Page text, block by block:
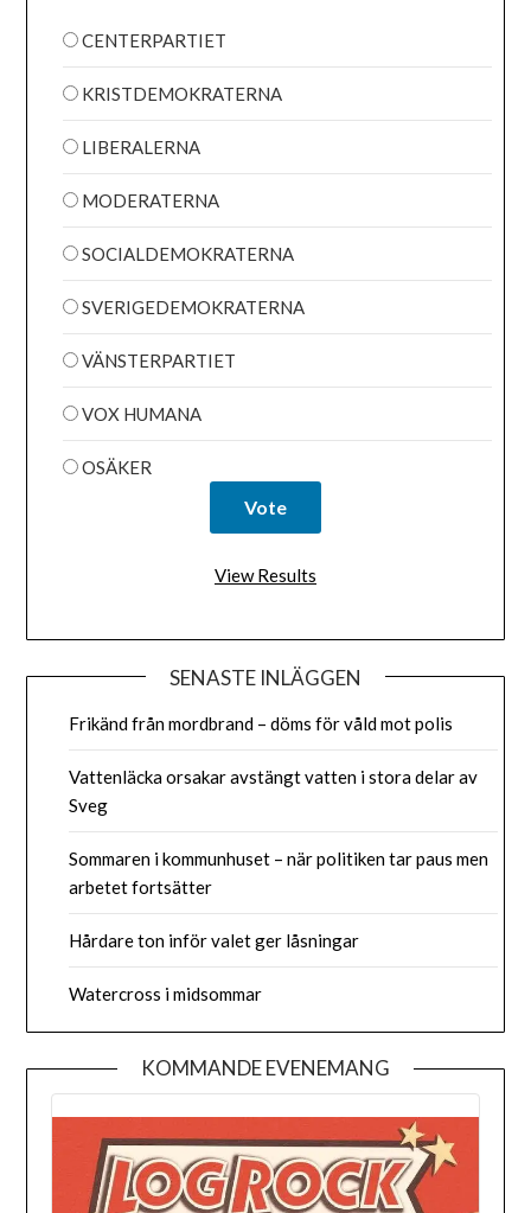
CENTERPARTIET
KRISTDEMOKRATERNA
LIBERALERNA
MODERATERNA
SOCIALDEMOKRATERNA
SVERIGEDEMOKRATERNA
VÄNSTERPARTIET
VOX HUMANA
OSÄKER
View Results
SENASTE INLÄGGEN
Frikänd från mordbrand – döms för våld mot polis
Vattenläcka orsakar avstängt vatten i stora delar av
Sveg
Sommaren i kommunhuset – när politiken tar paus men
arbetet fortsätter
Hårdare ton inför valet ger låsningar
Watercross i midsommar
KOMMANDE EVENEMANG